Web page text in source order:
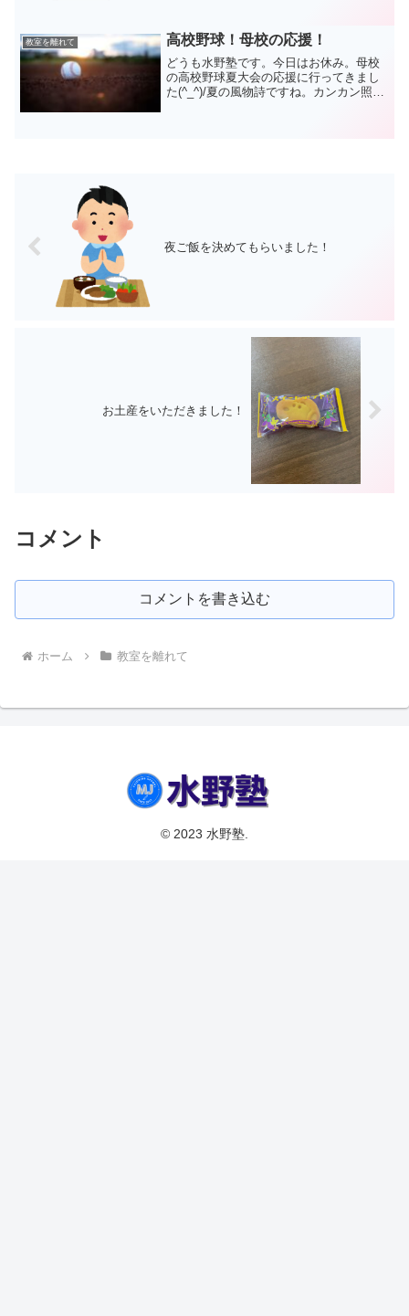
どうしようもない...
教室を離れて 高校野球！母校の応援！
どうも水野塾です。今日はお休み。母校
の高校野球夏大会の応援に行ってきまし
た(^_^)/夏の風物詩ですね。カンカン照り
夜ご飯を決めてもらいました！
お土産をいただきました！
コメント
コメントを書き込む
ホーム 教室を離れて
© 2023 水野塾.